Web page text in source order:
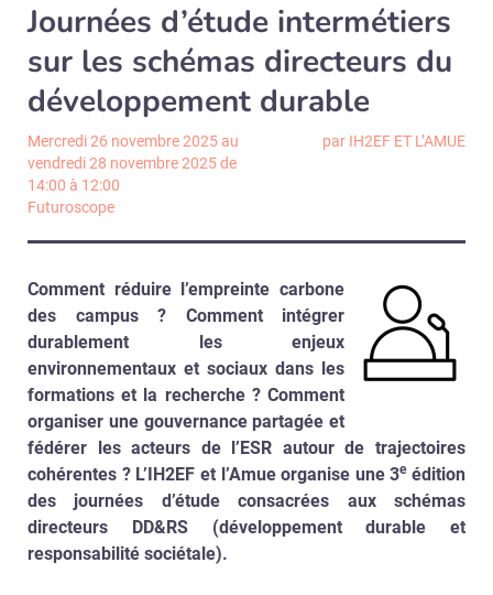
Journées d’étude intermétiers
sur les schémas directeurs du
développement durable
Mercredi 26 novembre 2025 au
vendredi 28 novembre 2025 de
14:00 à 12:00
Futuroscope
par IH2EF ET L’AMUE
Comment réduire l’empreinte carbone
des campus ? Comment intégrer
durablement les enjeux
environnementaux et sociaux dans les
formations et la recherche ? Comment
organiser une gouvernance partagée et
fédérer les acteurs de l’ESR autour de trajectoires
cohérentes ? L’IH2EF et l’Amue organise une 3eédition
des journées d’étude consacrées aux schémas
directeurs DD&RS (développement durable et
responsabilité sociétale).